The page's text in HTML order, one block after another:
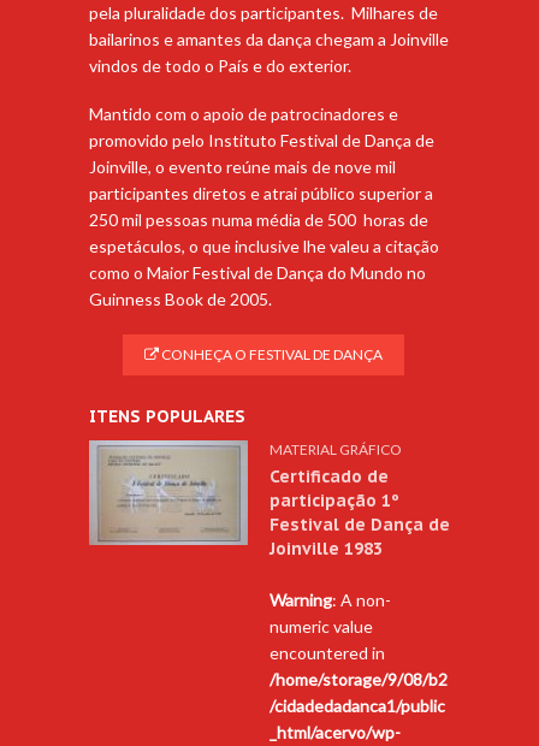
pela pluralidade dos participantes. Milhares de
bailarinos e amantes da dança chegam a Joinville
vindos de todo o País e do exterior.
Mantido com o apoio de patrocinadores e
promovido pelo Instituto Festival de Dança de
Joinville, o evento reúne mais de nove mil
participantes diretos e atrai público superior a
250 mil pessoas numa média de 500 horas de
espetáculos, o que inclusive lhe valeu a citação
como o Maior Festival de Dança do Mundo no
Guinness Book de 2005.
CONHEÇA O FESTIVAL DE DANÇA
ITENS POPULARES
MATERIAL GRÁFICO
Certificado de
participação 1º
Festival de Dança de
Joinville 1983
Warning: A non-
numeric value
encountered in
/home/storage/9/08/b2
/cidadedadanca1/public
_html/acervo/wp-